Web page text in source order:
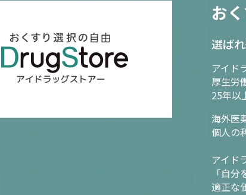
お
選ば
アイド
厚生労
25年以
海外医
個人の
アイド
「自
適正な